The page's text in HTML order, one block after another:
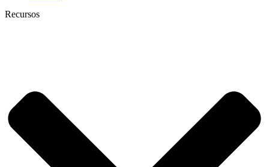
Recursos